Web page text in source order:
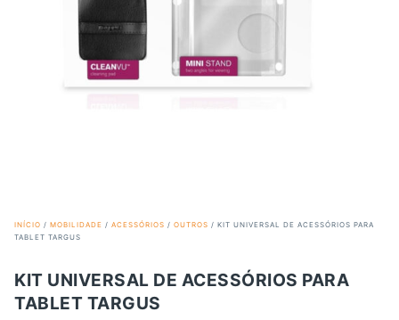
INÍCIO / MOBILIDADE / ACESSÓRIOS / OUTROS / KIT UNIVERSAL DE ACESSÓRIOS PARA
TABLET TARGUS
KIT UNIVERSAL DE ACESSÓRIOS PARA
TABLET TARGUS